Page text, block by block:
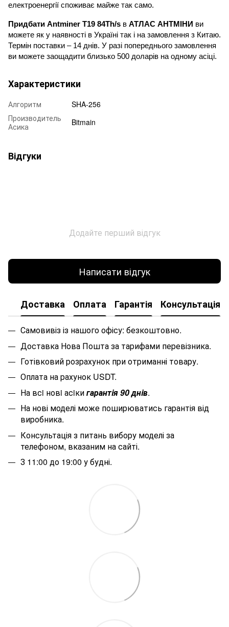
електроенергії споживає майже так само.
Придбати Antminer T19 84Th/s в АТЛАС АНТМІНИ ви
можете як у наявності в Україні так і на замовлення з Китаю.
Термін поставки – 14 днів. У разі попереднього замовлення
ви можете заощадити близько 500 доларів на одному асіці.
Характеристики
Алгоритм
SHA-256
Производитель
Асика
Bitmain
Відгуки
Додайте перший відгук
Написати відгук
Доставка Оплата Гарантія Консультація
Самовивіз із нашого офісу: безкоштовно.
Доставка Нова Пошта за тарифами перевізника.
Готівковий розрахунок при отриманні товару.
Оплата на рахунок USDT.
На всi новi асiкигарантiя 90 днiв.
На нові моделі може поширюватись гарантія від
виробника.
Консультація з питань вибору моделі за
телефоном, вказаним на сайті.
З 11:00 до 19:00 у будні.